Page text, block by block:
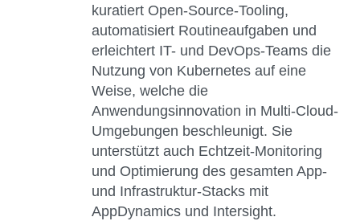
kuratiert Open-Source-Tooling,
automatisiert Routineaufgaben und
erleichtert IT- und DevOps-Teams die
Nutzung von Kubernetes auf eine
Weise, welche die
Anwendungsinnovation in Multi-Cloud-
Umgebungen beschleunigt. Sie
unterstützt auch Echtzeit-Monitoring
und Optimierung des gesamten App-
und Infrastruktur-Stacks mit
AppDynamics und Intersight.